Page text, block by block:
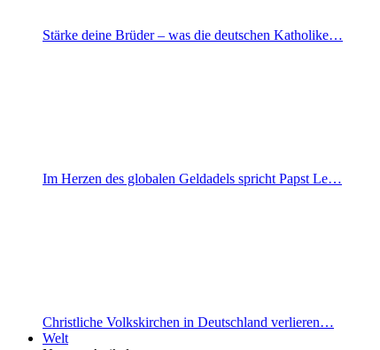
Stärke deine Brüder – was die deutschen Katholike…
Im Herzen des globalen Geldadels spricht Papst Le…
Christliche Volkskirchen in Deutschland verlieren…
Welt